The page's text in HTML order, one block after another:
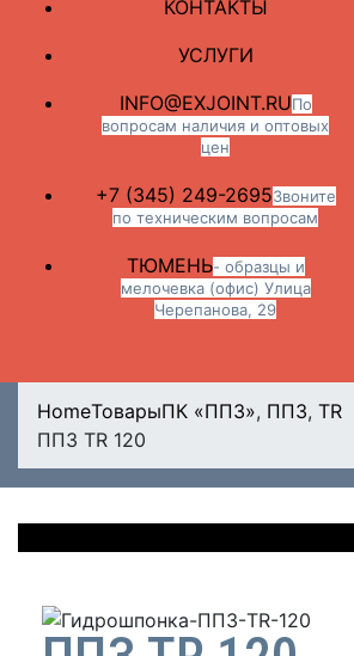
КОНТАКТЫ
УСЛУГИ
INFO@EXJOINT.RUПо
вопросам наличия и оптовых
цен
+7 (345) 249-2695Звоните
по техническим вопросам
ТЮМЕНЬ- образцы и
мелочевка (офис) Улица
Черепанова, 29
HomeТоварыПК «ППЗ», ППЗ, TR
ППЗ TR 120